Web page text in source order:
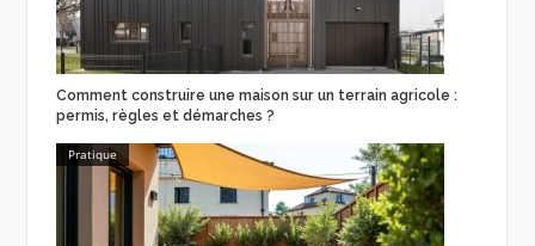
Comment construire une maison sur un terrain agricole :
permis, règles et démarches ?
Pratique